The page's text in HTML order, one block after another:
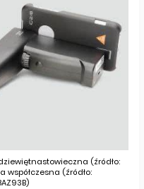
(źródło:
współczesna (źródło: